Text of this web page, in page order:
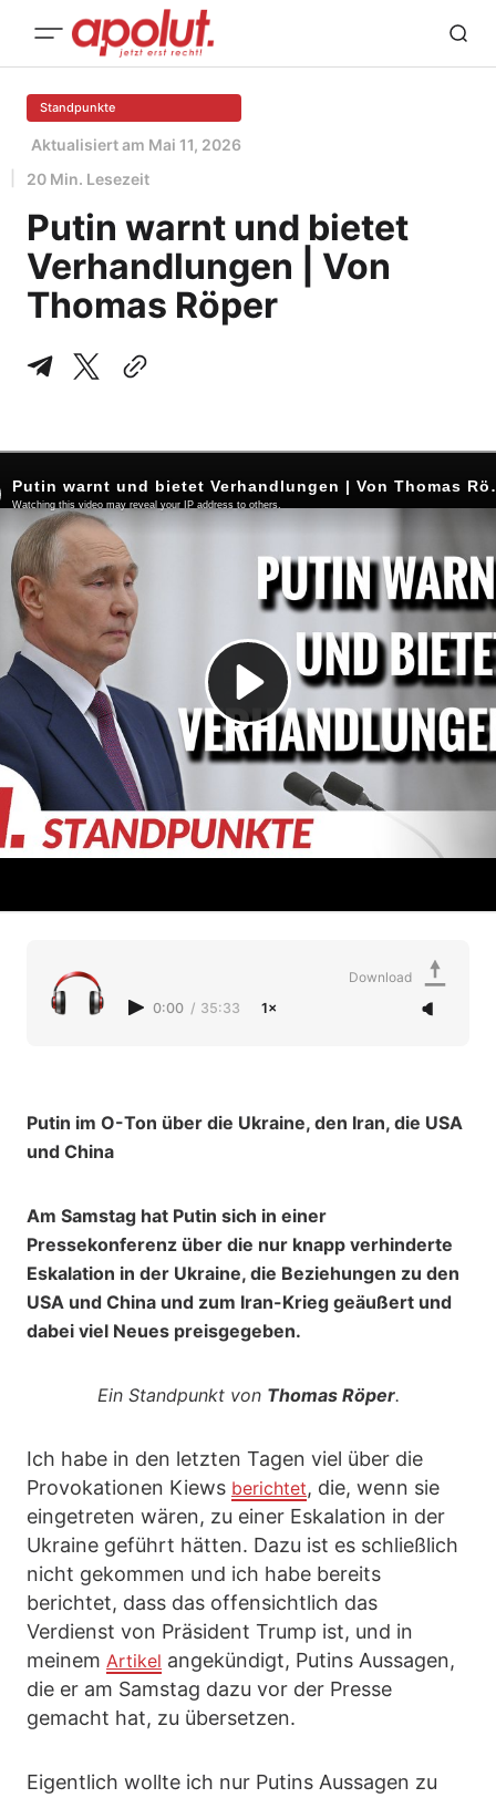
Standpunkte
Aktualisiert am Mai 11, 2026
20 Min. Lesezeit
Putin warnt und bietet
Verhandlungen | Von
Thomas Röper
0:00 / 35:33 1×
Download
Putin im O-Ton über die Ukraine, den Iran, die USA
und China
Am Samstag hat Putin sich in einer
Pressekonferenz über die nur knapp verhinderte
Eskalation in der Ukraine, die Beziehungen zu den
USA und China und zum Iran-Krieg geäußert und
dabei viel Neues preisgegeben.
Ein Standpunkt von Thomas Röper.
Ich habe in den letzten Tagen viel über die
Provokationen Kiews berichtet, die, wenn sie
eingetreten wären, zu einer Eskalation in der
Ukraine geführt hätten. Dazu ist es schließlich
nicht gekommen und ich habe bereits
berichtet, dass das offensichtlich das
Verdienst von Präsident Trump ist, und in
meinem Artikel angekündigt, Putins Aussagen,
die er am Samstag dazu vor der Presse
gemacht hat, zu übersetzen.
Eigentlich wollte ich nur Putins Aussagen zu